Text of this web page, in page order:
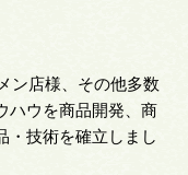
ン店様、その他多数
ハウを商品開発、商
・技術を確立しまし